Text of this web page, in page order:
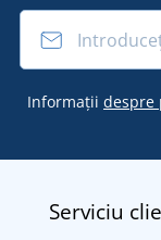
Informații despre
Serviciu